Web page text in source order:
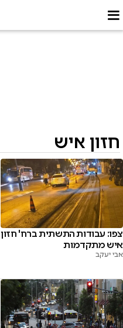
חזון איש
צפו: עבודות התשתית ברח' חזון
איש מתקדמות
אבי יעקב